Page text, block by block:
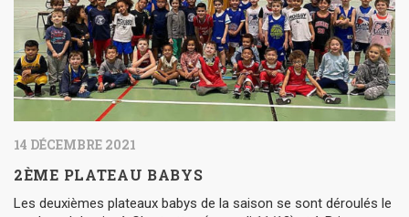
14 DÉCEMBRE 2021
2ÈME PLATEAU BABYS
Les deuxièmes plateaux babys de la saison se sont déroulés le